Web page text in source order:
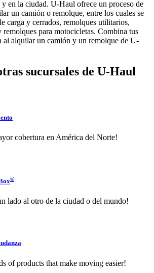
y en la ciudad. U-Haul ofrece un proceso de
un camión o remolque, entre los cuales se
carga y cerrados, remolques utilitarios,
remolques para motocicletas. Combina tus
al alquilar un camión y un remolque de U-
sucursales de U-Haul
cobertura en América del Norte!
®
lado al otro de la ciudad o del mundo!
of products that make moving easier!